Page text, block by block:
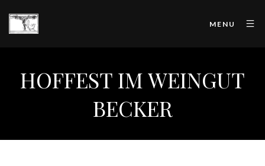
MENU
HOFFEST IM WEINGUT
BECKER